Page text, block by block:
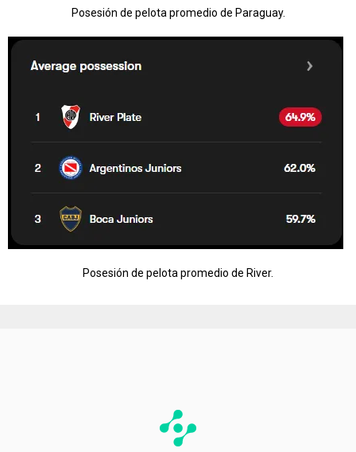
Posesión de pelota promedio de Paraguay.
Posesión de pelota promedio de River.